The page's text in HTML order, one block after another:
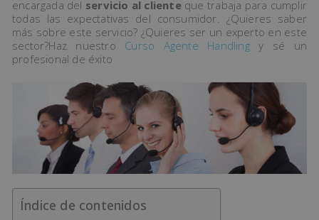
encargada del servicio al clienteque trabaja para cumplir
todas las expectativas del consumidor. ¿Quieres saber
más sobre este servicio? ¿Quieres ser un experto en este
sector?Haz nuestro Curso Agente Handlingy sé un
profesional de éxito
Índice de contenidos